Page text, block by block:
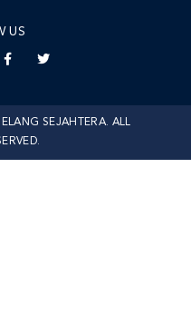
US
SEJAHTERA. ALL